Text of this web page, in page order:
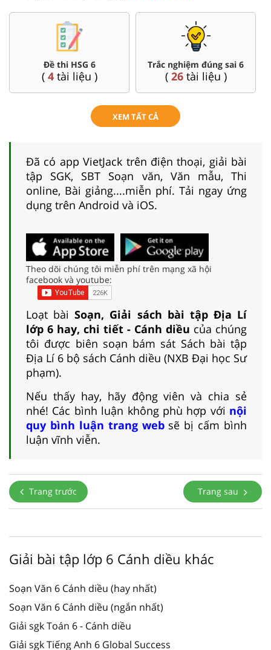
Đề thi HSG 6
tài liệu )
Trắc nghiệm đúng sai 6
tài liệu )
XEM TẤT CẢ
Đã có app VietJack trên điện thoại, giải bài
tập SGK, SBT Soạn văn, Văn mẫu, Thi
online, Bài giảng....miễn phí. Tải ngay ứng
dụng trên Android và iOS.
Theo dõi chúng tôi miễn phí trên mạng xã hội
facebook và youtube:
Loạt bàiSoạn, Giải sách bài tập Địa Lí
lớp 6 hay, chi tiết - Cánh diều của chúng
tôi được biên soạn bám sát Sách bài tập
Địa Lí 6 bộ sách Cánh diều (NXB Đại học Sư
phạm).
Nếu thấy hay, hãy động viên và chia sẻ
nhé! Các bình luận không phù hợp với nội
quy bình luận trang websẽ bị cấm bình
luận vĩnh viễn.
Trang trước Trang sau
Giải bài tập lớp 6 Cánh diều khác
Soạn Văn 6 Cánh diều (hay nhất)
Soạn Văn 6 Cánh diều (ngắn nhất)
Giải sgk Toán 6 - Cánh diều
Giải sgk Tiếng Anh 6 Global Success